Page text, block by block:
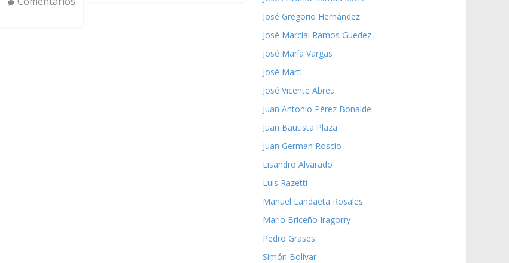
José Gregorio Hernández
José Marcial Ramos Guedez
José María Vargas
José Martí
José Vicente Abreu
Juan Antonio Pérez Bonalde
Juan Bautista Plaza
Juan German Roscio
Lisandro Alvarado
Luis Razetti
Manuel Landaeta Rosales
Mario Briceño Iragorry
Pedro Grases
Simón Bolívar